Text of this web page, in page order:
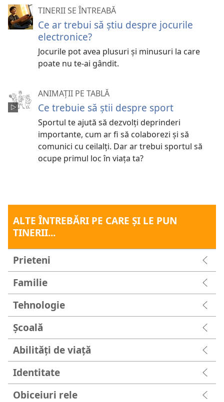
TINERII SE ÎNTREABĂ
Ce ar trebui să știu despre jocurile
electronice?
Jocurile pot avea plusuri și minusuri la care
poate nu te-ai gândit.
ANIMAȚII PE TABLĂ
Ce trebuie să știi despre sport
Sportul te ajută să dezvolți deprinderi
importante, cum ar fi să colaborezi și să
comunici cu ceilalți. Dar ar trebui sportul să
ocupe primul loc în viața ta?
ALTE ÎNTREBĂRI PE CARE ŞI LE PUN
TINERII...
Prieteni
Familie
Tehnologie
Şcoală
Abilități de viață
Identitate
Obiceiuri rele